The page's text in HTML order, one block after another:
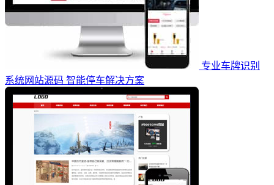
专业车牌识别
系统网站源码 智能停车解决方案